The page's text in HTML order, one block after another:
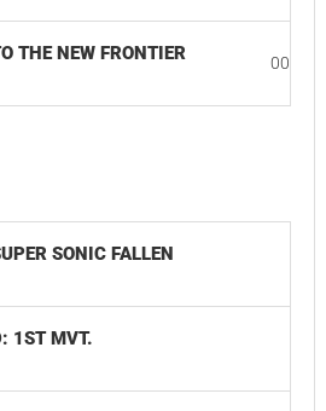
THE NEW FRONTIER 00:27
SONIC FALLEN
1ST MVT.